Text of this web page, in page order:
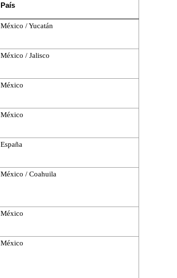
País
México / Yucatán
México / Jalisco
México
México
España
México / Coahuila
México
México